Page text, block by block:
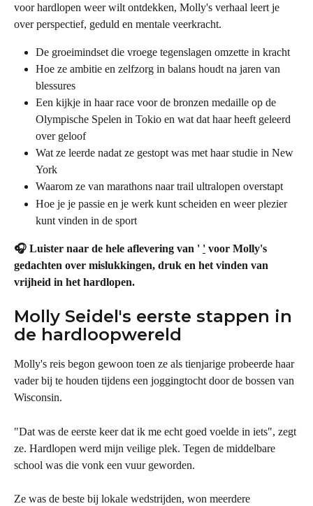
voor hardlopen weer wilt ontdekken, Molly's verhaal leert je
over perspectief, geduld en mentale veerkracht.
De groeimindset die vroege tegenslagen omzette in kracht
Hoe ze ambitie en zelfzorg in balans houdt na jaren van
blessures
Een kijkje in haar race voor de bronzen medaille op de
Olympische Spelen in Tokio en wat dat haar heeft geleerd
over geloof
Wat ze leerde nadat ze gestopt was met haar studie in New
York
Waarom ze van marathons naar trail ultralopen overstapt
Hoe je je passie en je werk kunt scheiden en weer plezier
kunt vinden in de sport
🎧 Luister naar de hele aflevering van ' ' voor Molly's
gedachten over mislukkingen, druk en het vinden van
vrijheid in het hardlopen.
Molly Seidel's eerste stappen in
de hardloopwereld
Molly's reis begon gewoon toen ze als tienjarige probeerde haar
vader bij te houden tijdens een joggingtocht door de bossen van
Wisconsin.
"Dat was de eerste keer dat ik me echt goed voelde in iets", zegt
ze. Hardlopen werd mijn veilige plek. Tegen de middelbare
school was die vonk een vuur geworden.
Ze was de beste bij lokale wedstrijden, won meerdere